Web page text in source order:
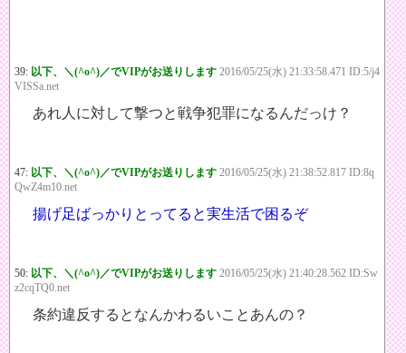
39: 以下、＼(^o^)／でVIPがお送りします 2016/05/25(水) 21:33:58.471 ID:5/j4
VISSa.net
あれ人に対して撃つと戦争犯罪になるんだっけ？
47: 以下、＼(^o^)／でVIPがお送りします 2016/05/25(水) 21:38:52.817 ID:8q
QwZ4m10.net
揚げ足ばっかりとってると実生活で困るぞ
50: 以下、＼(^o^)／でVIPがお送りします 2016/05/25(水) 21:40:28.562 ID:Sw
z2cqTQ0.net
条約違反するとなんかわるいことあんの？